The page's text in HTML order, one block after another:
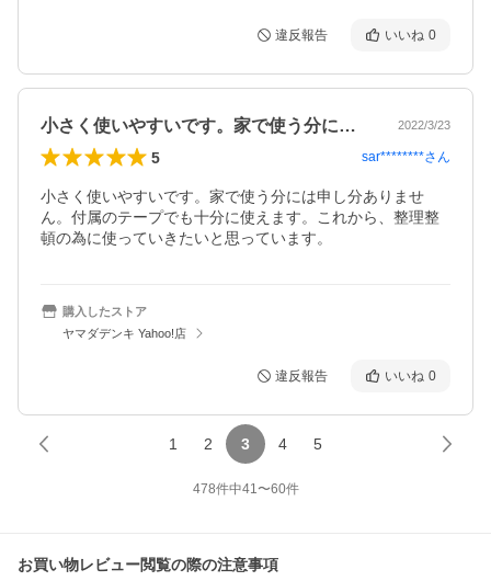
違反報告 いいね 0
小さく使いやすいです。家で使う分には申… 2022/3/23
5 sar********さん
小さく使いやすいです。家で使う分には申し分ありませ
ん。付属のテープでも十分に使えます。これから、整理整
頓の為に使っていきたいと思っています。
購入したストア
ヤマダデンキ Yahoo!店
違反報告 いいね 0
1 2 3 4 5
478件中41〜60件
お買い物レビュー閲覧の際の注意事項